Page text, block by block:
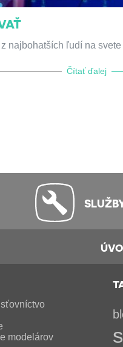
najbohatších ľudí na svete
Čítať ďalej
modelárov